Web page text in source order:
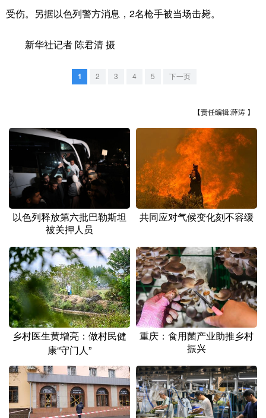
江西
山东 湖南
广东 广西 海南 重庆
四川 贵州 云南 西藏
陕西 甘肃 青海 宁夏
多语种频道
English Español Français عربى
Русский язык 日本語 한국어
受伤。另据以色列警方消息，2名枪手被当场击毙。
新华社记者 陈君清 摄
1 2 3 4 5 下一页
【责任编辑:薛涛 】
以色列释放第六批巴勒斯坦
被关押人员
共同应对气候变化刻不容缓
乡村医生黄增亮：做村民健
康“守门人”
重庆：食用菌产业助推乡村
振兴